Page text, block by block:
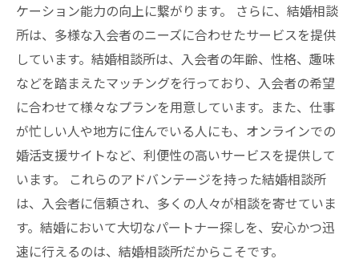
ケーション能力の向上に繋がります。 さらに、結婚相談
所は、多様な入会者のニーズに合わせたサービスを提供
しています。結婚相談所は、入会者の年齢、性格、趣味
などを踏まえたマッチングを行っており、入会者の希望
に合わせて様々なプランを用意しています。また、仕事
が忙しい人や地方に住んでいる人にも、オンラインでの
婚活支援サイトなど、利便性の高いサービスを提供して
います。 これらのアドバンテージを持った結婚相談所
は、入会者に信頼され、多くの人々が相談を寄せていま
す。結婚において大切なパートナー探しを、安心かつ迅
速に行えるのは、結婚相談所だからこそです。